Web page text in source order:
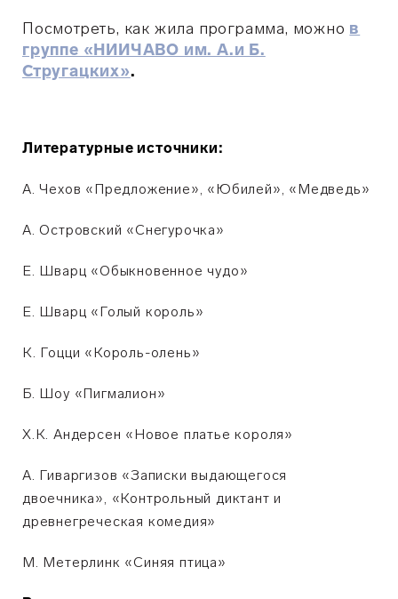
Посмотреть, как жила программа, можно в
группе «НИИЧАВО им. А.и Б.
Стругацких».
Литературные источники:
А. Чехов «Предложение», «Юбилей», «Медведь»
А. Островский «Снегурочка»
Е. Шварц «Обыкновенное чудо»
Е. Шварц «Голый король»
К. Гоцци «Король-олень»
Б. Шоу «Пигмалион»
Х.К. Андерсен «Новое платье короля»
А. Гиваргизов «Записки выдающегося
двоечника», «Контрольный диктант и
древнегреческая комедия»
М. Метерлинк «Синяя птица»